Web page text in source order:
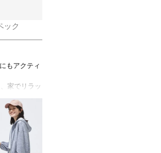
ック
もアクティ
家でリラッ
らかで優れ
普段着に最
り、気分や